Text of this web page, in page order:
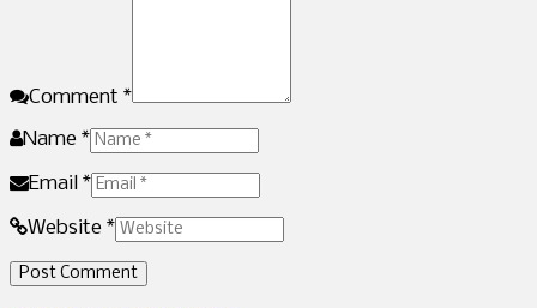
Comment *
Name *
Email *
Website *